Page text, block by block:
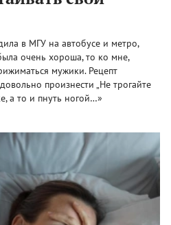
в МГУ на автобусе и метро,
очень хороша, то ко мне,
мужики. Рецепт
произнести „Не трогайте
а то и пнуть ногой…»